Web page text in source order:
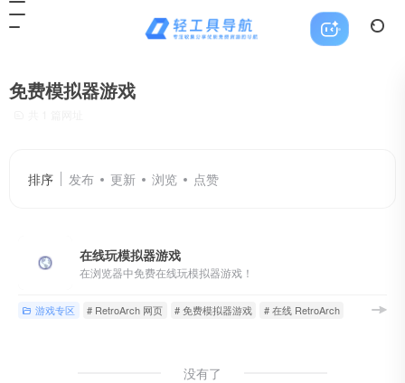
免费模拟器游戏
排序 发布 更新 浏览 点赞
在线玩模拟器游戏
在浏览器中免费在线玩模拟器游戏！
游戏专区 # RetroArch 网页 # 免费模拟器游戏 # 在线 RetroArch
没有了